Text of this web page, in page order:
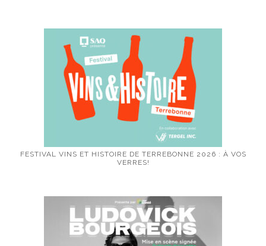
FESTIVAL VINS ET HISTOIRE DE TERREBONNE 2026 : À VOS
VERRES!